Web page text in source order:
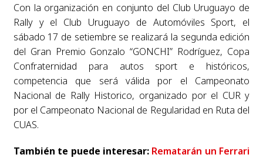
Con la organización en conjunto del Club Uruguayo de
Rally y el Club Uruguayo de Automóviles Sport, el
sábado 17 de setiembre se realizará la segunda edición
del Gran Premio Gonzalo “GONCHI” Rodríguez, Copa
Confraternidad para autos sport e históricos,
competencia que será válida por el Campeonato
Nacional de Rally Historico, organizado por el CUR y
por el Campeonato Nacional de Regularidad en Ruta del
CUAS.
También te puede interesar: Rematarán un Ferrari